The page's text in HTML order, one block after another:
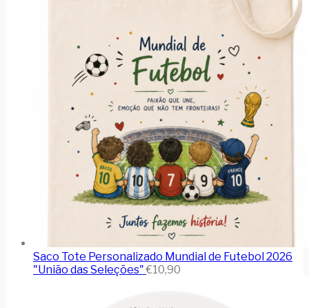
Saco Tote Personalizado Mundial de Futebol 2026
"União das Seleções" €10,90